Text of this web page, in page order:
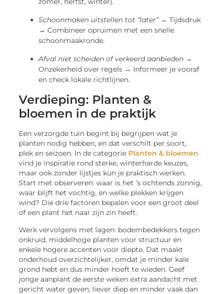
Schoonmaken uitstellen tot “later”→ Tijdsdruk
→ Combineer opruimen met een snelle
schoonmaakronde.
Afval niet scheiden of verkeerd aanbieden →
Onzekerheid over regels → Informeer je vooraf
en check lokale richtlijnen.
Verdieping: Planten &
bloemen in de praktijk
Een verzorgde tuin begint bij begrijpen wat je
planten nodig hebben, en dat verschilt per soort,
plek en seizoen. In de categorie Planten & bloemen
vind je inspiratie rond sterke, winterharde keuzes,
maar ook zonder lijstjes kun je praktisch werken.
Start met observeren: waar is het ’s ochtends zonnig,
waar blijft het vochtig, en welke plekken krijgen
wind? Die drie factoren bepalen voor een groot deel
of een plant het naar zijn zin heeft.
Werk vervolgens met lagen: bodembedekkers tegen
onkruid, middelhoge planten voor structuur en
enkele hogere accenten voor diepte. Dat maakt
onderhoud overzichtelijker, omdat je minder kale
grond hebt en dus minder hoeft te wieden. Geef
jonge aanplant de eerste weken extra aandacht met
gericht water geven, liever diep en minder vaak dan